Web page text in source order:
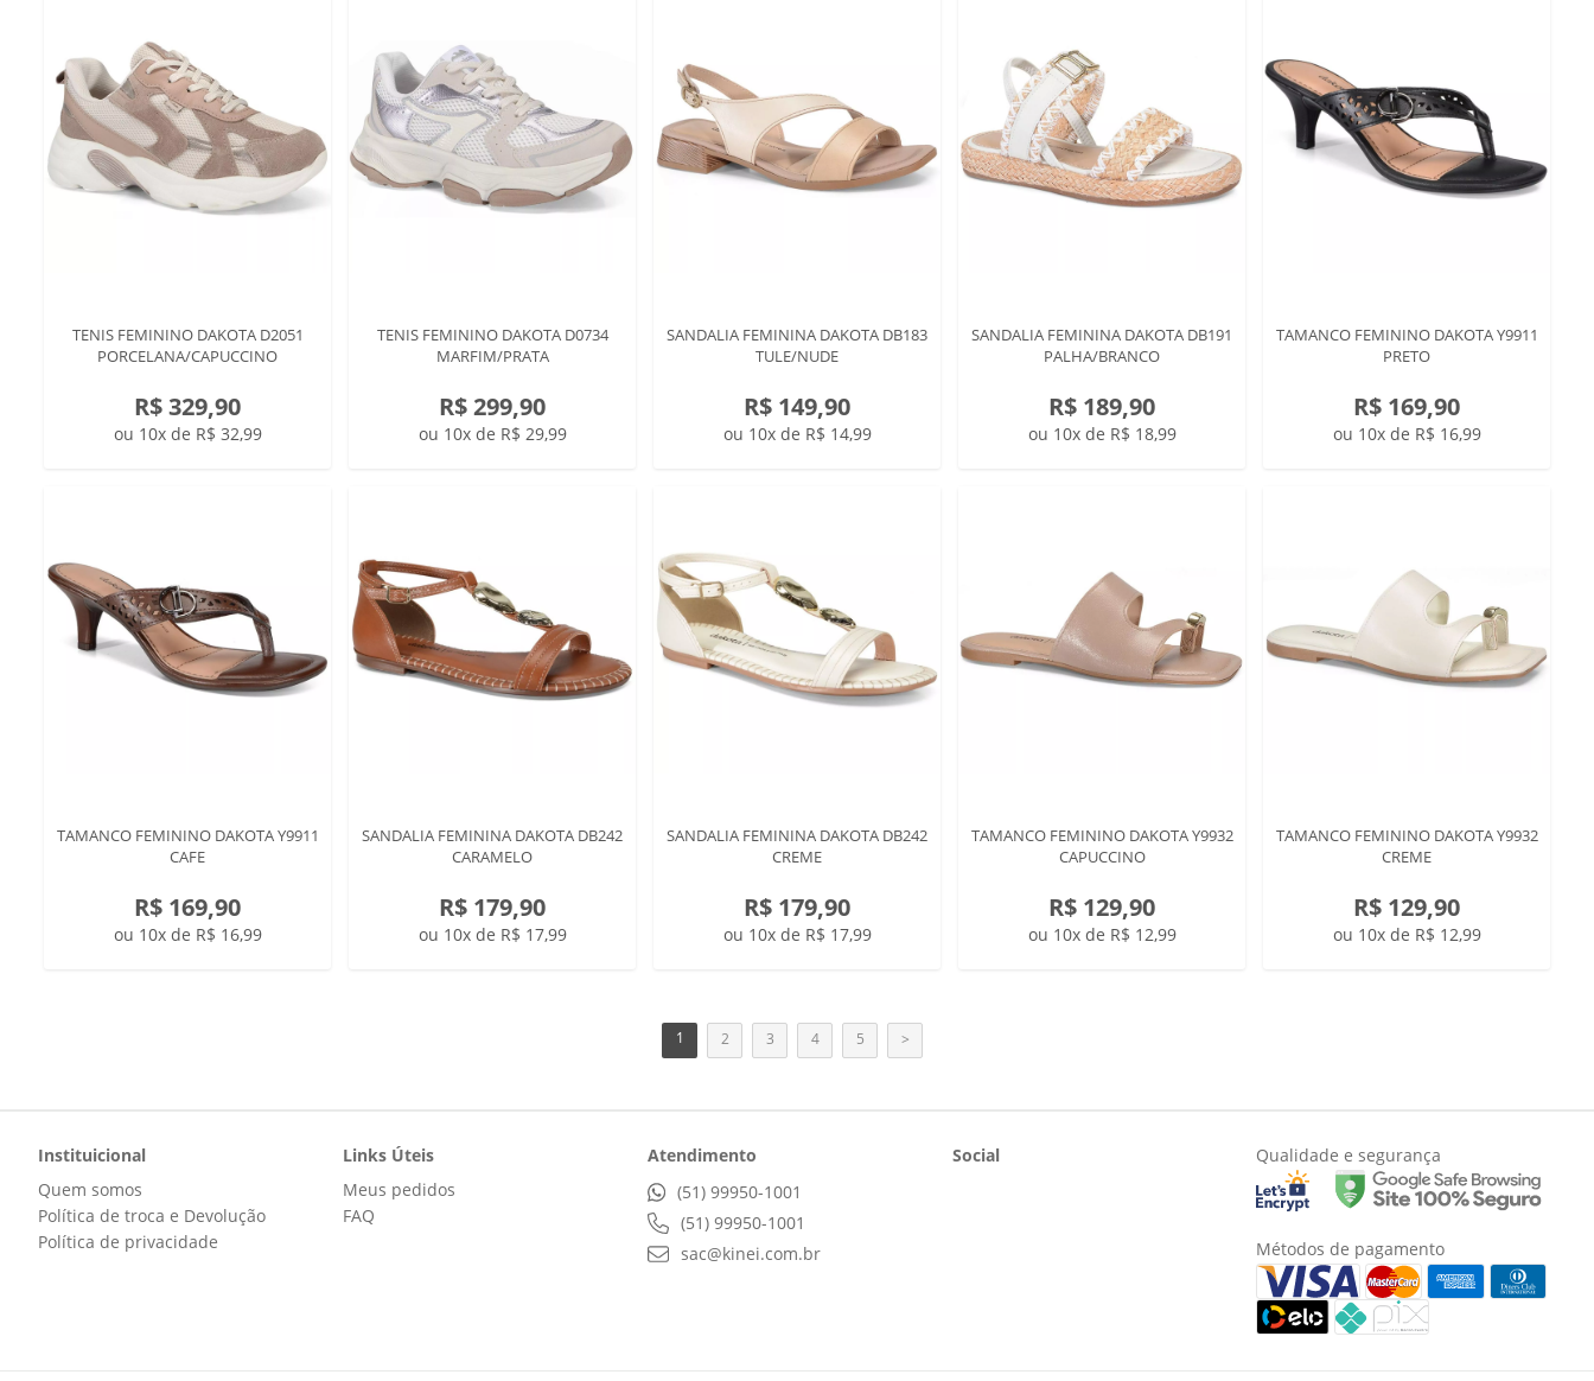
TENIS FEMININO DAKOTA D2051
PORCELANA/CAPUCCINO
R$ 329,90
ou 10x de R$ 32,99
TENIS FEMININO DAKOTA D0734
MARFIM/PRATA
R$ 299,90
ou 10x de R$ 29,99
SANDALIA FEMININA DAKOTA DB183
TULE/NUDE
R$ 149,90
ou 10x de R$ 14,99
SANDALIA FEMININA DAKOTA DB191
PALHA/BRANCO
R$ 189,90
ou 10x de R$ 18,99
TAMANCO FEMININO DAKOTA Y9911
PRETO
R$ 169,90
ou 10x de R$ 16,99
TAMANCO FEMININO DAKOTA Y9911
CAFE
R$ 169,90
ou 10x de R$ 16,99
SANDALIA FEMININA DAKOTA DB242
CARAMELO
R$ 179,90
ou 10x de R$ 17,99
SANDALIA FEMININA DAKOTA DB242
CREME
R$ 179,90
ou 10x de R$ 17,99
TAMANCO FEMININO DAKOTA Y9932
CAPUCCINO
R$ 129,90
ou 10x de R$ 12,99
TAMANCO FEMININO DAKOTA Y9932
CREME
R$ 129,90
ou 10x de R$ 12,99
1 2 3 4 5 >
Instituicional
Quem somos
Política de troca e Devolução
Política de privacidade
Links Úteis
Meus pedidos
FAQ
Atendimento
(51) 99950-1001
(51) 99950-1001
sac@kinei.com.br
Social Qualidade e segurança
Métodos de pagamento